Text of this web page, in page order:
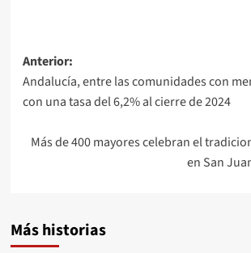
Navegación
de
entradas
Anterior:
Andalucía, entre las comunidades con
con una tasa del 6,2% al cierre de 2024
Más de 400 mayores celebran el
en San
Más historias